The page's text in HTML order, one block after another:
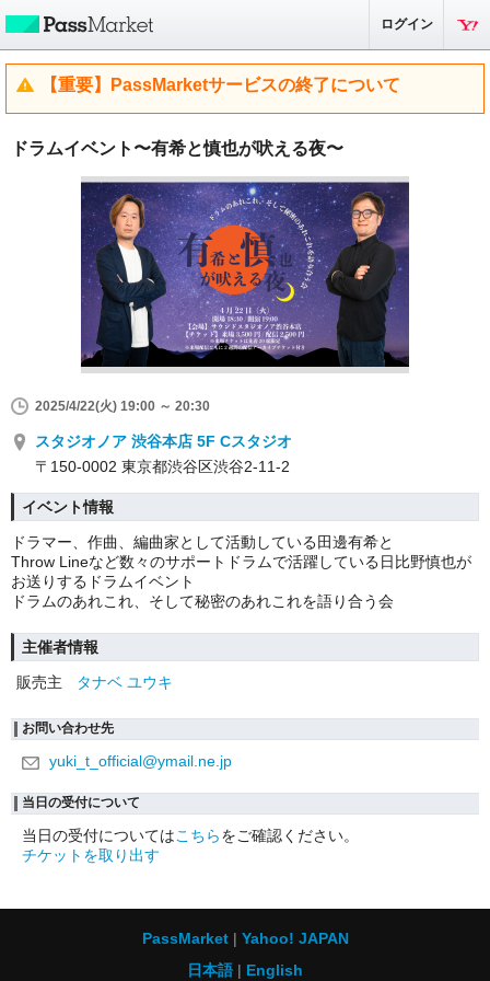
ログイン
【重要】PassMarketサービスの終了について
ドラムイベント〜有希と慎也が吠える夜〜
2025/4/22(火) 19:00 ～ 20:30
スタジオノア 渋谷本店 5F Cスタジオ
〒150-0002 東京都渋谷区渋谷2-11-2
イベント情報
ドラマー、作曲、編曲家として活動している田邊有希と
Throw Lineなど数々のサポートドラムで活躍している日比野慎也が
お送りするドラムイベント
ドラムのあれこれ、そして秘密のあれこれを語り合う会
主催者情報
販売主
タナベ ユウキ
お問い合わせ先
yuki_t_official@ymail.ne.jp
当日の受付について
当日の受付についてはこちらをご確認ください。
チケットを取り出す
PassMarket
Yahoo! JAPAN
日本語
English